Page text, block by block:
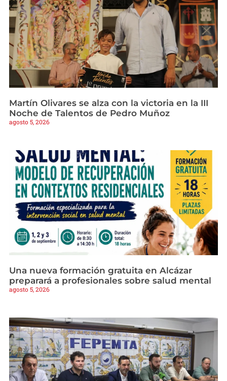
Martín Olivares se alza con la victoria en la III
Noche de Talentos de Pedro Muñoz
agosto 5, 2026
Una nueva formación gratuita en Alcázar
preparará a profesionales sobre salud mental
agosto 5, 2026